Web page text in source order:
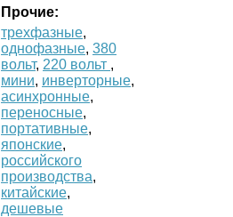
Прочие:
трехфазные,
однофазные, 380
вольт, 220 вольт ,
мини, инверторные,
асинхронные,
переносные,
портативные,
японские,
российского
производства,
китайские,
дешевые